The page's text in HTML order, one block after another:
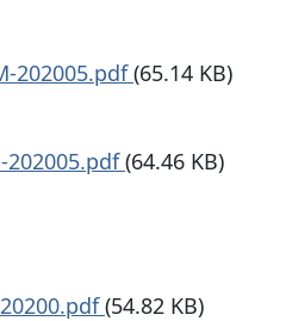
202005.pdf(65.14 KB)
202005.pdf(64.46 KB)
(54.82 KB)